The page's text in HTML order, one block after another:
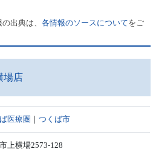
の出典は、各情報のソースについてをご
場店
医療圏 ｜つくば市
上横場2573-128